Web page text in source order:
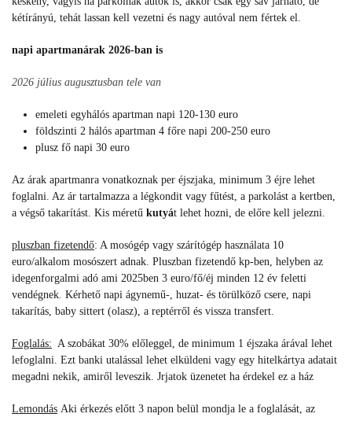
kétírányú, tehát lassan kell vezetni és nagy autóval nem fértek el.
napi apartmanárak 2026-ban is
2026 július augusztusban tele van
emeleti egyhálós apartman napi 120-130 euro
földszinti 2 hálós apartman 4 főre napi 200-250 euro
plusz fő napi 30 euro
Az árak apartmanra vonatkoznak per éjszjaka, minimum 3 éjre lehet
foglalni. Az ár tartalmazza a légkondit vagy fűtést, a parkolást a kertben,
a végső takarítást. Kis méretű kutyát lehet hozni, de előre kell jelezni.
pluszban fizetendő: A mosógép vagy szárítógép használata 10
euro/alkalom mosószert adnak. Pluszban fizetendő kp-ben, helyben az
idegenforgalmi adó ami 2025ben 3 euro/fő/éj minden 12 év feletti
vendégnek Kérhető napi ágynemű-, huzat- és törülköző csere, napi
takarítás, baby sittert (olasz), a reptérről és vissza transfert.
Foglalás: A szobákat 30% előleggel, de minimum 1 éjszaka árával lehet
lefoglalni. Ezt banki utalással lehet elküldeni vagy egy hitelkártya adatait
megadni nekik, amiről leveszik. Jrjatok üzenetet ha érdekel ez a ház
Lemondás Aki érkezés előtt 3 napon belül mondja le a foglalását, az